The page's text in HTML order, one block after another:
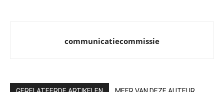
communicatiecommissie